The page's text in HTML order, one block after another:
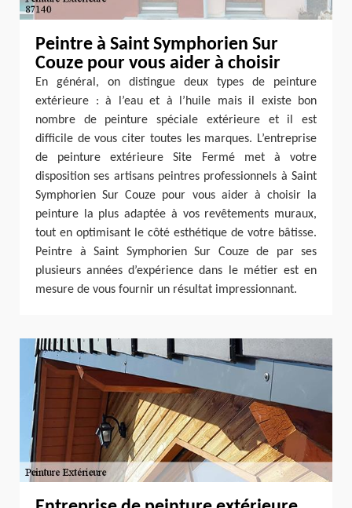
Peintre à Saint Symphorien Sur
Couze pour vous aider à choisir
En général, on distingue deux types de peinture
extérieure : à l’eau et à l’huile mais il existe bon
nombre de peinture spéciale extérieure et il est
difficile de vous citer toutes les marques. L’entreprise
de peinture extérieure Site Fermé met à votre
disposition ses artisans peintres professionnels à Saint
Symphorien Sur Couze pour vous aider à choisir la
peinture la plus adaptée à vos revêtements muraux,
tout en optimisant le côté esthétique de votre bâtisse.
Peintre à Saint Symphorien Sur Couze de par ses
plusieurs années d’expérience dans le métier est en
mesure de vous fournir un résultat impressionnant.